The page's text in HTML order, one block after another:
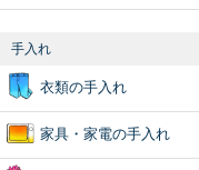
手入れ
衣類の手入れ
家具・家電の手入れ